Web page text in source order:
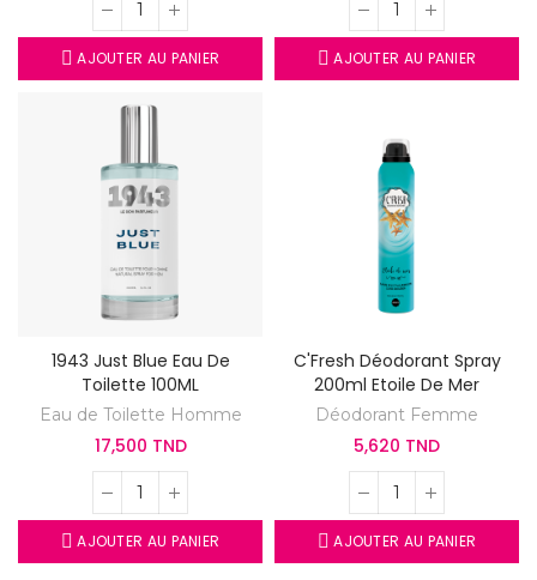
AJOUTER AU PANIER AJOUTER AU PANIER
1943 Just Blue Eau De
Toilette 100ML
Eau de Toilette Homme
17,500 TND
AJOUTER AU PANIER
C'Fresh Déodorant Spray
200ml Etoile De Mer
Déodorant Femme
5,620 TND
AJOUTER AU PANIER